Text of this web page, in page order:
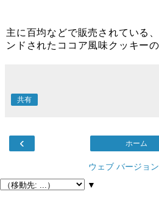
主に百均などで販売されている
ンドされたココア風味クッキーの
共有
‹ ホーム
ウェブ バージョ
▼